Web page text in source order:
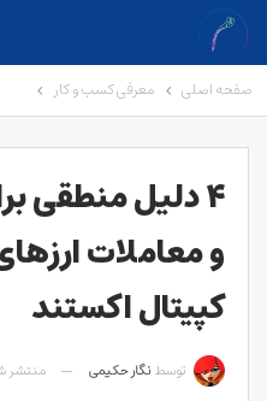
صفحه اصلی معرفی کسب و کار
۴ دلیل منطقی
و معاملات
کپیتال اکستند
توسط نگار حکیمی منتشر